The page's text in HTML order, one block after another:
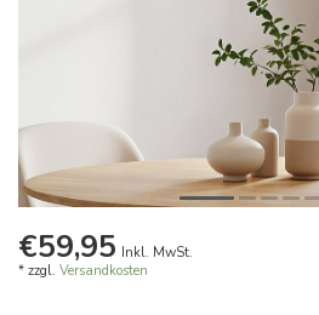
€59,95 Inkl. MwSt.
* zzgl. Versandkosten